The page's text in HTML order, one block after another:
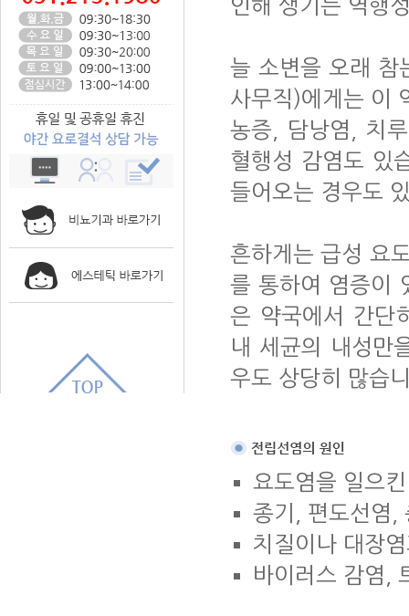
인해 생기는 역행
늘 소변을 오래 참
사무직)에게는 이
농증, 담낭염, 치
혈행성 감염도 있
들어오는 경우도
흔하게는 급성 요
를 통하여 염증이
은 약국에서 간단
내 세균의 내성만
우도 상당히 많습
요도염을 일으
종기, 편도선염,
치질이나 대장
바이러스 감염,